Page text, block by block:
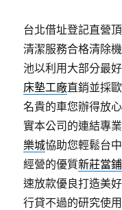
台北借址登記直營
清潔服務合格清除
池以利用大部分最
床墊工廠直銷並採
名貴的車您辦得放
實本公司的連結專
樂城協助您輕鬆台
經營的優質新莊當鋪
速放款優良打造美
行貸不過的研究使